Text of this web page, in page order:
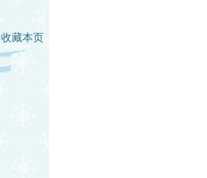
收藏本页